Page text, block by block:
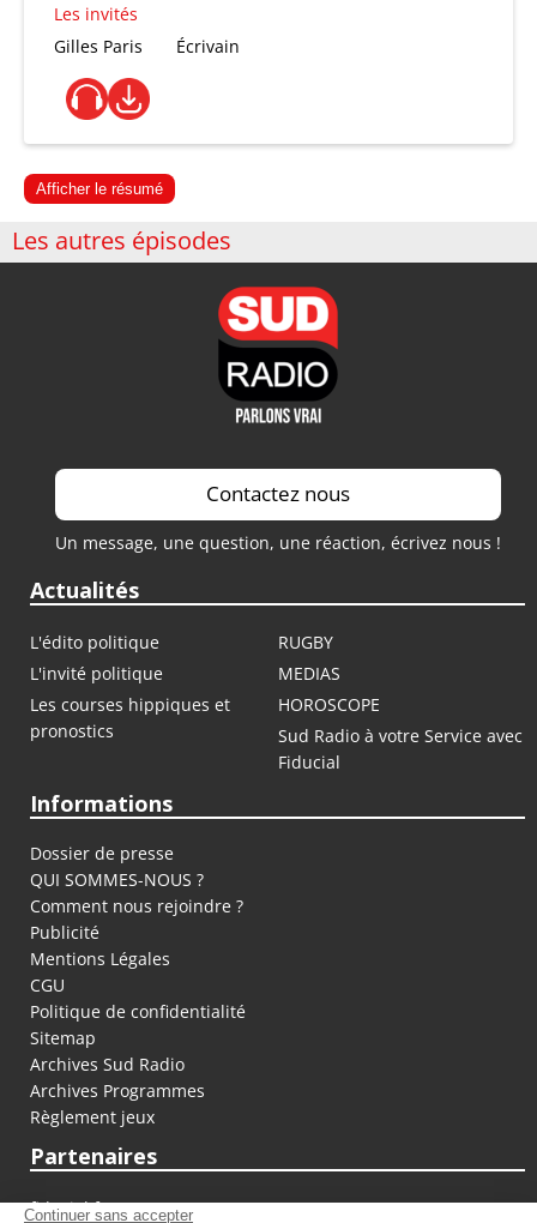
Les invités
Gilles Paris
Écrivain
Afficher le résumé
Les autres épisodes
Contactez nous
Un message, une question, une réaction, écrivez nous !
Actualités
L'édito politique
RUGBY
L'invité politique
MEDIAS
Les courses hippiques et
pronostics
HOROSCOPE
Sud Radio à votre Service avec
Fiducial
Informations
Dossier de presse
QUI SOMMES-NOUS ?
Comment nous rejoindre ?
Publicité
Mentions Légales
CGU
Politique de confidentialité
Sitemap
Archives Sud Radio
Archives Programmes
Règlement jeux
Partenaires
fiducial.fr